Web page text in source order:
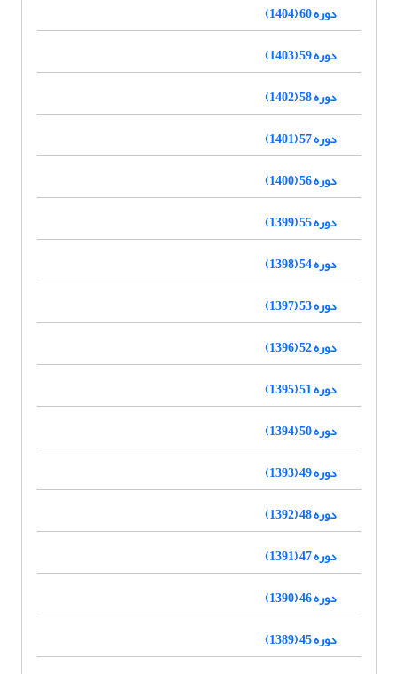
دوره 60 (1404)
دوره 59 (1403)
دوره 58 (1402)
دوره 57 (1401)
دوره 56 (1400)
دوره 55 (1399)
دوره 54 (1398)
دوره 53 (1397)
دوره 52 (1396)
دوره 51 (1395)
دوره 50 (1394)
دوره 49 (1393)
دوره 48 (1392)
دوره 47 (1391)
دوره 46 (1390)
دوره 45 (1389)